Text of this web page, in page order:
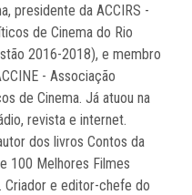
presidente da ACCIRS -
de Cinema do Rio
2016-2018), e membro
- Associação
de Cinema. Já atuou na
revista e internet.
dos livros Contos da
100 Melhores Filmes
Criador e editor-chefe do